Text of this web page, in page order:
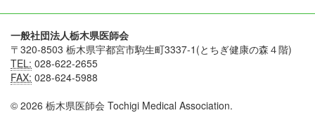
一般社団法人栃木県医師会
〒320-8503 栃木県宇都宮市駒生町3337-1(とちぎ健康の森４階)
TEL: 028-622-2655
FAX: 028-624-5988
© 2026 栃木県医師会 Tochigi Medical Association.